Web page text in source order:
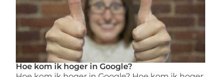
Hoe kom ik hoger in Google?